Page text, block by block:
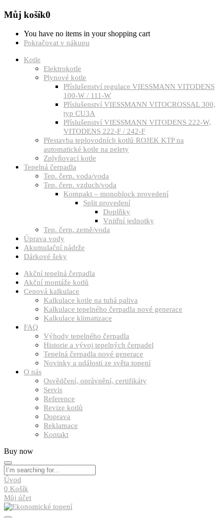
Můj košík0
You have no items in your shopping cart
Pokračovat v nákupu
Kotle
Elektrokotle
Plynové kotle
Příslušenství regulace VIESSMANN VITODENS
100-W / 111-W
Příslušenství VIESSMANN VITOCROSSAL 300,
typ CU3A
Příslušenství VIESSMANN VITODENS 222-W,
VITODENS 222-F / 242-F
Přestavba teplovodních kotlů ROJEK KTP na
automatické kotle na pelety
Zplyňovací kotle
Tepelná čerpadla
Tep. čerp. voda/voda
Tep. čerp. vzduch/voda
Kompakt – monoblock provedení
Split provedení
Doplňky
Vnitřní jednotky
Tep. čerp. země/voda
Úprava vody
Akumulační nádrže
Dárkové šeky
Akční tepelná čerpadla
Akční montáže kotlů
Cenová kalkulace
Kalkulace kotle na tuhá paliva
Kalkulace tepelného čerpadla nové generace
Kalkulace klimatizace
FAQ
Výhody tepelného čerpadla
Historie a vývoj tepelných čerpadel
Tepelná čerpadla nové generace
Novinky a události ze světa topení
O nás
Osvědčení, oprávnění, certifikáty
Servis
Reference
Revize kotlů
Doprava
Reklamace
Kontakt
Buy now
Úvod
0 Košík
Můj účet